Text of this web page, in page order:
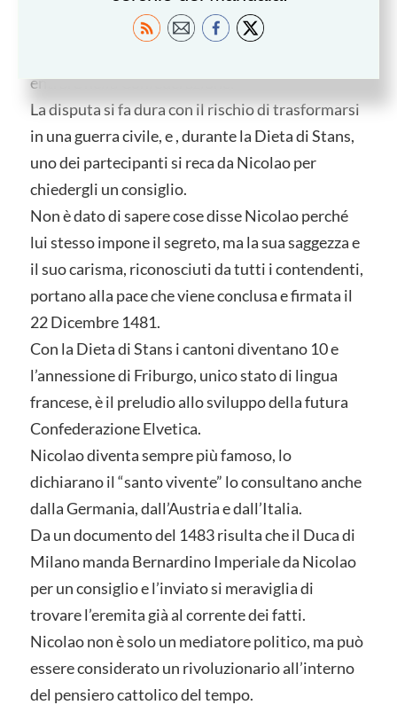
che si era formato rischia di spezzarsi quando due
entrare nella Confederazione.
La disputa si fa dura con il rischio di trasformarsi
in una guerra civile, e , durante la Dieta di Stans,
uno dei partecipanti si reca da Nicolao per
chiedergli un consiglio.
Non è dato di sapere cose disse Nicolao perché
lui stesso impone il segreto, ma la sua saggezza e
il suo carisma, riconosciuti da tutti i contendenti,
portano alla pace che viene conclusa e firmata il
22 Dicembre 1481.
Con la Dieta di Stans i cantoni diventano 10 e
l’annessione di Friburgo, unico stato di lingua
francese, è il preludio allo sviluppo della futura
Confederazione Elvetica.
Nicolao diventa sempre più famoso, lo
dichiarano il “santo vivente” lo consultano anche
dalla Germania, dall’Austria e dall’Italia.
Da un documento del 1483 risulta che il Duca di
Milano manda Bernardino Imperiale da Nicolao
per un consiglio e l’inviato si meraviglia di
trovare l’eremita già al corrente dei fatti.
Nicolao non è solo un mediatore politico, ma può
essere considerato un rivoluzionario all’interno
del pensiero cattolico del tempo.